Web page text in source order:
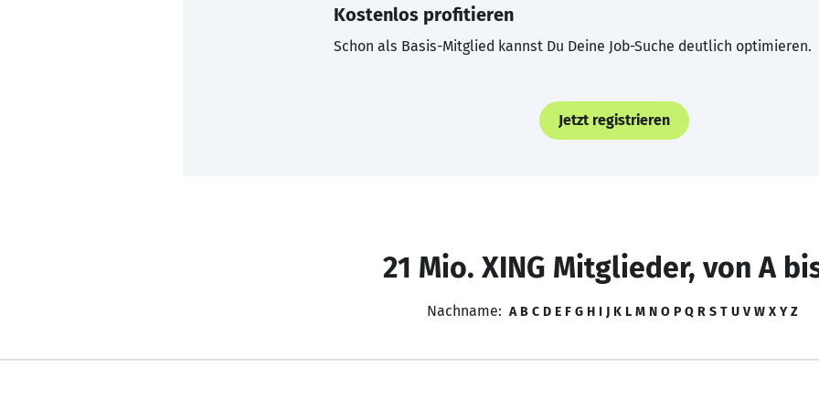
Kostenlos profitieren
Schon als Basis-Mitglied kannst Du Deine Job-Suche deutlich optimieren.
Jetzt registrieren
21 Mio. XING Mitglieder, von A
Nachname: A B C D E F G H I J K L M N O P Q R S T U V W X Y Z